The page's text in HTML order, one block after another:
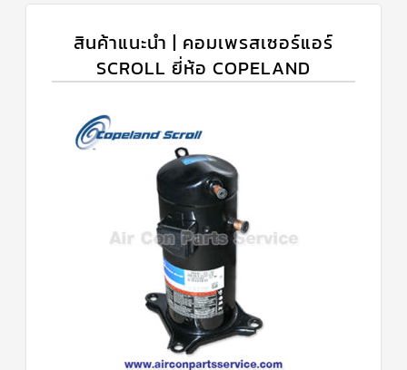
สินค้าแนะนำ | คอมเพรสเซอร์แอร์
SCROLL ยี่ห้อ COPELAND